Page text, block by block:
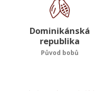
Dominikánská
republika
Původ bobů